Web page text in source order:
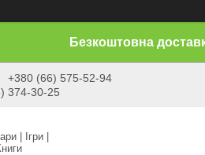
Безкоштовна
+380 (66) 575-52-94
374-30-25
| Ігри |